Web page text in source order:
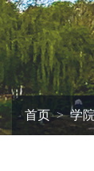
首页 学